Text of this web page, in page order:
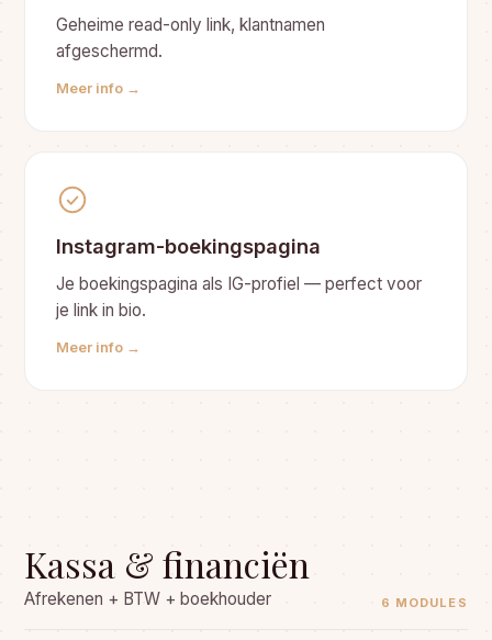
Geheime read-only link, klantnamen
afgeschermd.
Meer info →
Instagram-boekingspagina
Je boekingspagina als IG-profiel — perfect voor
je link in bio.
Meer info →
Kassa & financiën
Afrekenen + BTW + boekhouder 6 MODULES